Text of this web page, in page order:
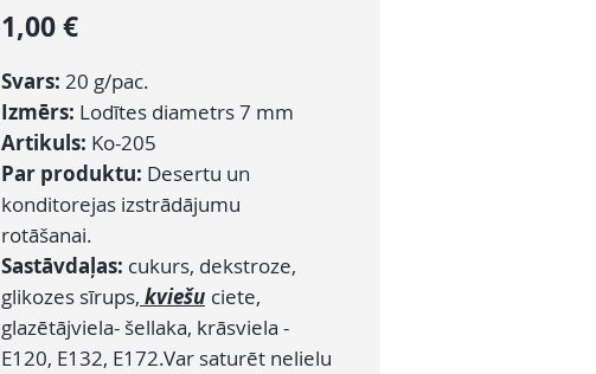
1,00 €Cena
Svars: 20 g/pac.
Izmērs: Lodītes diametrs 7 mm
Artikuls: Ko-205
Par produktu: Desertu un
konditorejas izstrādājumu
rotāšanai.
Sastāvdaļas: cukurs, dekstroze,
glikozes sīrups, kviešu ciete,
glazētājviela- šellaka, krāsviela -
E120, E132, E172.Var saturēt nelielu